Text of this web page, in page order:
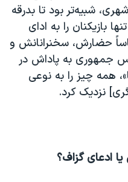
شبیه‌تر بود تا بدرقه
بازیکنان را به ادای
حضارش، سخنرانانش و
جمهوری به پاداش در
همه چیز را به نوعی
نزدیک کرد.
ادعای گزاف؟